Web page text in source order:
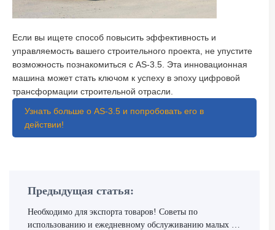
Если вы ищете способ повысить эффективность и
управляемость вашего строительного проекта, не упустите
возможность познакомиться с AS-3.5. Эта инновационная
машина может стать ключом к успеху в эпоху цифровой
трансформации строительной отрасли.
Узнать больше о AS-3.5 и попробовать его в
действии!
Предыдущая статья:
Необходимо для экспорта товаров! Советы по
использованию и ежедневному обслуживанию малых и